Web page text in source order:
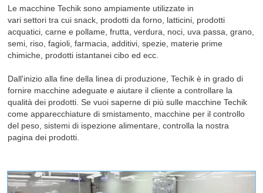
discussi.
9. Techik dispone di un elenco dei pezzi di ricambio di ciascuna
macchina e verranno offerti accessori gratuiti in caso di rottura
durante il periodo di garanzia.
Le macchine Techik sono ampiamente utilizzate in
vari settori tra cui snack, prodotti da forno, latticini, prodotti
acquatici, carne e pollame, frutta, verdura, noci, uva passa, grano,
semi, riso, fagioli, farmacia, additivi, spezie, materie prime
chimiche, prodotti istantanei cibo ed ecc.
Dall'inizio alla fine della linea di produzione, Techik è in grado di
fornire macchine adeguate e aiutare il cliente a controllare la
qualità dei prodotti. Se vuoi saperne di più sulle macchine Techik
come apparecchiature di smistamento, macchine per il controllo
del peso, sistemi di ispezione alimentare, controlla la nostra
pagina dei prodotti.